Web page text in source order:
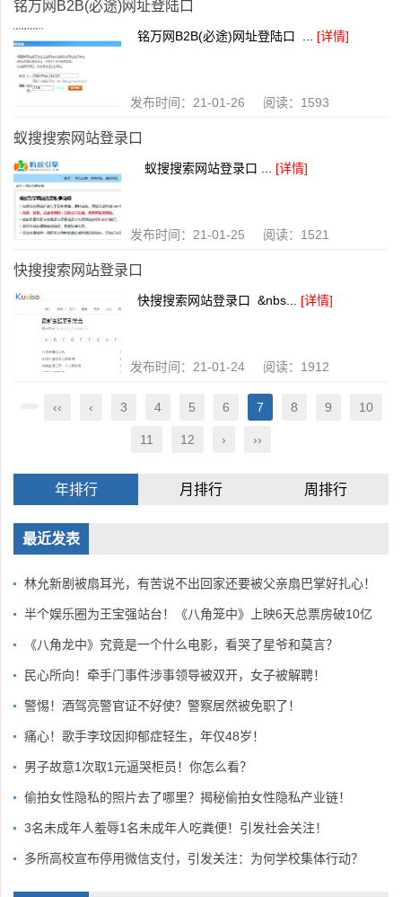
铭万网B2B(必途)网址登陆口
铭万网B2B(必途)网址登陆口 ... [详情]
发布时间：21-01-26 阅读：1593
蚁搜搜索网站登录口
蚁搜搜索网站登录口 ... [详情]
发布时间：21-01-25 阅读：1521
快搜搜索网站登录口
快搜搜索网站登录口 &nbs... [详情]
发布时间：21-01-24 阅读：1912
‹‹ ‹ 3 4 5 6 7 8 9 10
11 12 › ››
年排行 月排行 周排行
最近发表
林允新剧被扇耳光，有苦说不出回家还要被父亲扇巴掌好扎心！
半个娱乐圈为王宝强站台！《八角笼中》上映6天总票房破10亿
《八角龙中》究竟是一个什么电影，看哭了星爷和莫言？
民心所向！牵手门事件涉事领导被双开，女子被解聘！
警惕！酒驾亮警官证不好使？警察居然被免职了！
痛心！歌手李玟因抑郁症轻生，年仅48岁！
男子故意1次取1元逼哭柜员！你怎么看？
偷拍女性隐私的照片去了哪里？揭秘偷拍女性隐私产业链！
3名未成年人羞辱1名未成年人吃粪便！引发社会关注！
多所高校宣布停用微信支付，引发关注：为何学校集体行动？